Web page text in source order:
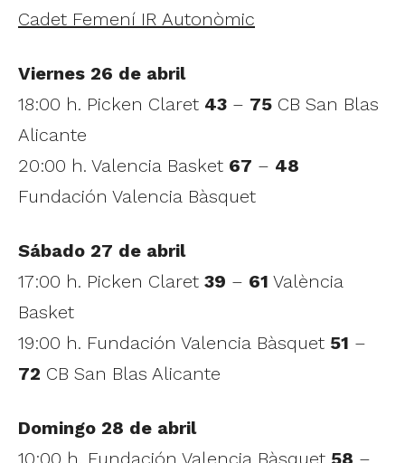
Cadet Femení IR Autonòmic
Viernes 26 de abril
18:00 h. Picken Claret 43 – 75 CB San Blas
Alicante
20:00 h. Valencia Basket 67 – 48
Fundación Valencia Bàsquet
Sábado 27 de abril
17:00 h. Picken Claret 39 – 61 València
Basket
19:00 h. Fundación Valencia Bàsquet 51 –
72 CB San Blas Alicante
Domingo 28 de abril
10:00 h. Fundación Valencia Bàsquet 58 –